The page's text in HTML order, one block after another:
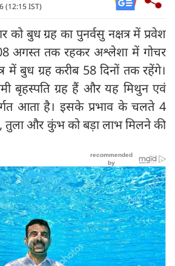
(12:15 IST)
बुध ग्रह का पुनर्वसु नक्षत्र में प्रवेश
अगस्त तक रहकर अश्लेशा में गोचर
में बुध ग्रह करीब 58 दिनों तक रहेंगे।
बृहस्पति ग्रह हैं और यह मिथुन एवं
आता है। इसके प्रभाव के चलते 4
तुला और कुंभ को बड़ा लाभ मिलने की